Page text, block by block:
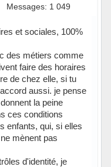
Messages: 1 049
et sociales, 100%
des métiers comme
faire des horaires
de chez elle, si tu
aussi. je pense
la peine
ces conditions
enfants, qui, si elles
mènent pas
d'identité, je